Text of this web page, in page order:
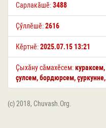
Сарлакӑшӗ:3488
Ҫӳллӗшӗ:2616
Кӗртнӗ:2025.07.15 13:21
Ҫыхӑну сӑмахӗсем:кураксем,
ҫулсем,бордюрсем,ҫуркунне,
(c) 2018, Chuvash.Org.